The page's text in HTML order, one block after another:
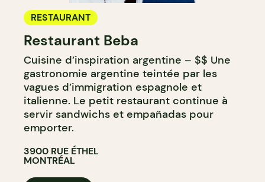
RESTAURANT
Restaurant Beba
Cuisine d’inspiration argentine – $$ Une
gastronomie argentine teintée par les
vagues d’immigration espagnole et
italienne. Le petit restaurant continue à
servir sandwichs et empañadas pour
emporter.
3900 RUE ÉTHEL
MONTRÉAL